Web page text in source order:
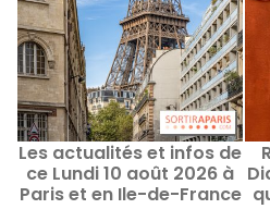
Les actualités et infos de
ce Lundi 10 août 2026 à
Paris et en Ile-de-France